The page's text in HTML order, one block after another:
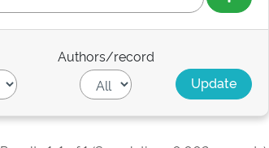
Authors/record